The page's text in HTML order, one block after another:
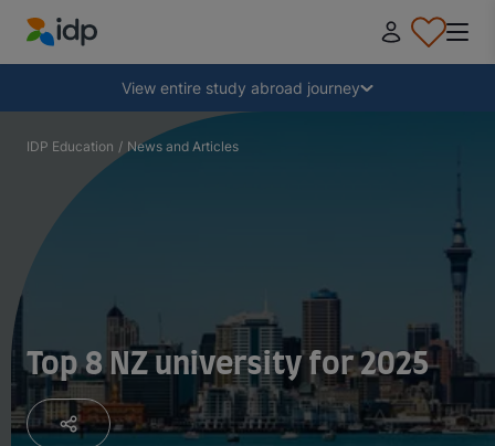
IDP Education
View entire study abroad journey
Why study abroad?
Where and what to study?
How do I apply?
After receiving an offer
Prepare to depart
Collapse
IDP Education / News and Articles
Top 8 NZ university for 2025